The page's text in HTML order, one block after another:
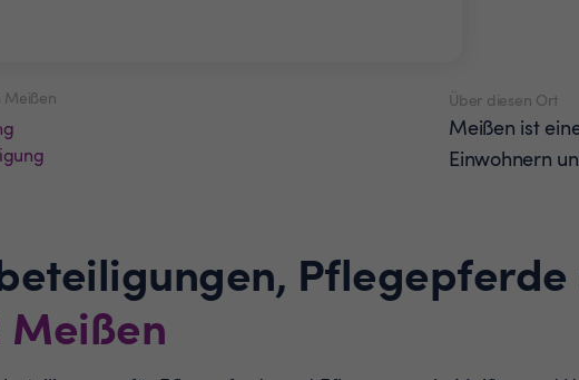
Meißen Über diesen Ort
Meißen ist
Einwohnern
Meißen